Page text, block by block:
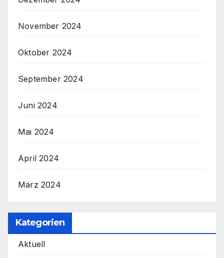
November 2024
Oktober 2024
September 2024
Juni 2024
Mai 2024
April 2024
März 2024
Kategorien
Aktuell